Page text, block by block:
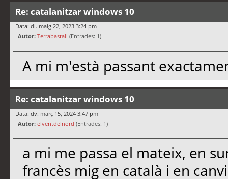
Re: catalanitzar windows 10
Data: dl. maig 22, 2023 3:24 pm
Autor: Terrabastall (Entrades: 1)
A mi m'està passant
Re: catalanitzar windows 10
Data: dv. març 15, 2024 3:47 pm
Autor: elventdelnord (Entrades: 1)
a mi me passa el mateix, en
francès mig en català i en